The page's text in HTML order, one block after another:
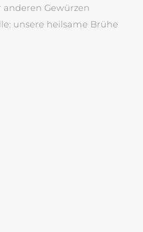
anderen Gewürzen
unsere heilsame Brühe